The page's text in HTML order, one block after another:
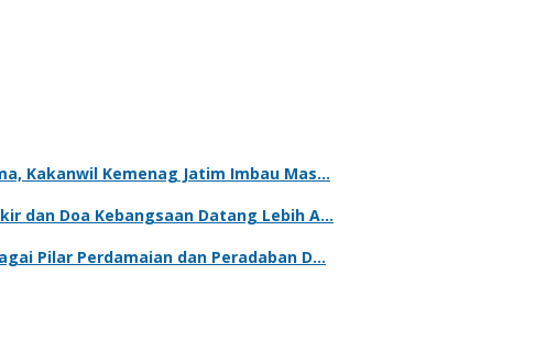
Kakanwil Kemenag Jatim Imbau Mas…
dan Doa Kebangsaan Datang Lebih A…
Pilar Perdamaian dan Peradaban D…